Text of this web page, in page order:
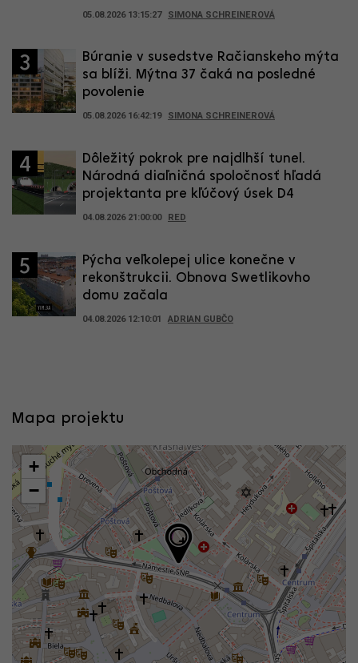
05.08.2026 13:15:27 SIMONA SCHREINEROVÁ
3
Búranie v susedstve Račianskeho mýta
sa blíži. Mýtna 37 čaká na posledné
povolenie
05.08.2026 16:42:19 SIMONA SCHREINEROVÁ
4
Dôležitý pokrok pre najdlhší tunel.
Národná diaľničná spoločnosť hľadá
projektanta pre kľúčový úsek D4
04.08.2026 21:00:00 RED
5
Pýcha veľkolepej ulice konečne v
rekonštrukcii. Obnova Swetlikovho
domu začala
04.08.2026 12:10:01 ADRIAN GUBČO
Mapa projektu
+
−